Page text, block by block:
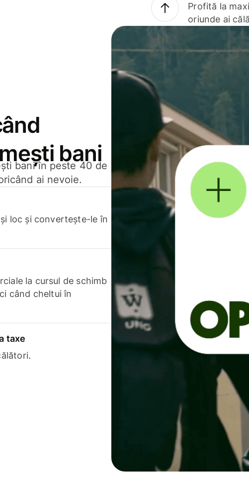
Profită la
oriunde ai
bani
bani în peste 40 de
ai nevoie.
loc și convertește-le în
la cursul de schimb
când cheltui în
taxe